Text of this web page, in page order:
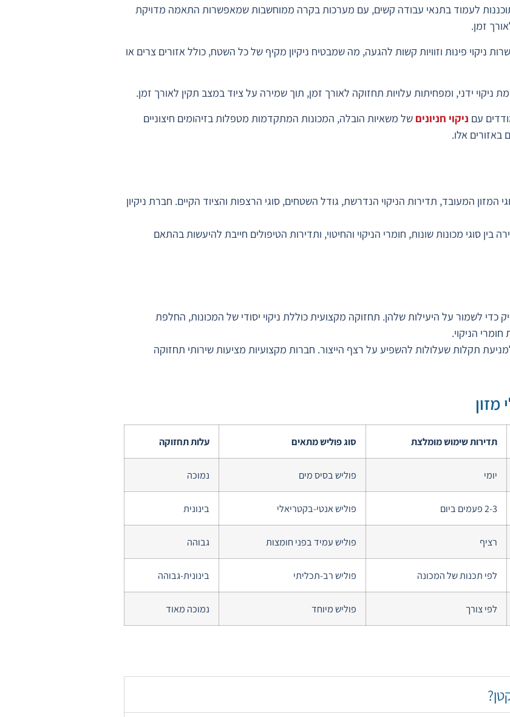
לעמוד בתנאי עבודה קשים, עם מערכות בקרה ממוחשבות שמאפשרות התאמה מדויקת
זמן.
ניקוי פינות וזוויות קשות להגעה, מה שמבטיח ניקיון מקיף של כל השטח, כולל אזורים צרים או
ניקוי ידני, ומפחיתות עלויות תחזוקה לאורך זמן, תוך שמירה על ציוד במצב תקין לאורך זמן.
עם ניקוי חניונים של משאיות הובלה, המכונות המתקדמות מטפלות בזיהומים חיצוניים
אלו.
המזון המעובד, תדירות הניקוי הנדרשת, גודל השטחים, סוגי הרצפות והציוד הקיים. חברת ניקיון
סוגי מכונות שונות, חומרי הניקוי והחיטוי, ותדירות הטיפולים חייבת להיעשות בהתאם
כדי לשמור על היעילות שלהן. תחזוקה מקצועית כוללת ניקוי יסודי של המכונות, החלפת
הניקוי.
תקלות שעלולות להשפיע על רצף הייצור. חברות מקצועיות מציעות שירותי תחזוקה
תדירות שימוש מומלצת סוג פוליש מתאים עלות תחזוקה
יומי פוליש בסיס מים נמוכה
2-3 פעמים ביום פוליש אנטי-בקטריאלי בינונית
רציף פוליש עמיד בפני חומצות גבוהה
לפי תכנות של המכונה פוליש רב-תכליתי בינונית-גבוהה
לפי צורך פוליש מיוחד נמוכה מאוד